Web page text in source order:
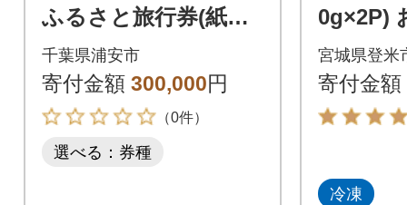
ふるさと旅行券(紙券)
90,000円分
千葉県浦安市
寄付金額 300,000円
（0件）
選べる：券種
0g×2P)
妙な厚
イズ【
定】
宮城県登米
寄付金額
冷凍